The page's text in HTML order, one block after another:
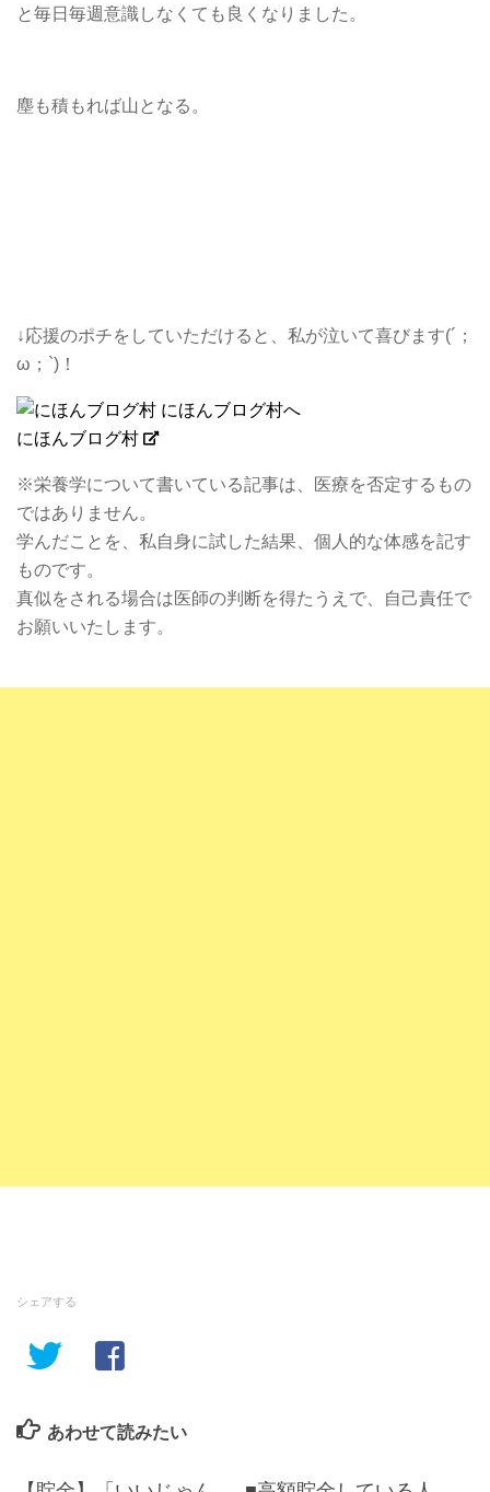
と毎日毎週意識しなくても良くなりました。
塵も積もれば山となる。
↓応援のポチをしていただけると、私が泣いて喜びます(´；
ω；`)！
にほんブログ村
※栄養学について書いている記事は、医療を否定するもの
ではありません。
学んだことを、私自身に試した結果、個人的な体感を記す
ものです。
真似をされる場合は医師の判断を得たうえで、自己責任で
お願いいたします。
シェアする
あわせて読みたい